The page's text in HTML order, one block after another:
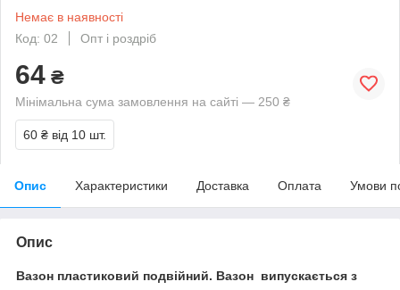
Немає в наявності
Код: 02
Опт і роздріб
64 ₴
Мінімальна сума замовлення на сайті — 250 ₴
60 ₴ від 10 шт.
Опис Характеристики Доставка Оплата Умови
Опис
Вазон пластиковий подвійний. Вазон випускається з